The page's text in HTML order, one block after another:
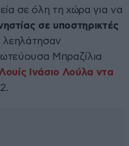
σε όλη τη χώρα για να
σε υποστηρικτές
λεηλάτησαν
Μπραζίλια
Λουίς Ινάσιο Λούλα ντα